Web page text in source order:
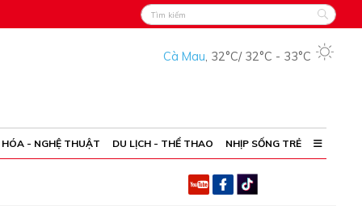
Cà Mau, 32°C/ 32°C - 33°C
- NGHỆ THUẬT DU LỊCH - THỂ THAO NHỊP SỐNG TRẺ